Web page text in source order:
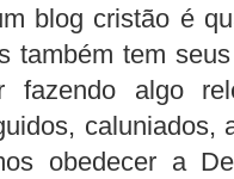
blog cristão é
também tem
fazendo algo
caluniados,
obedecer a